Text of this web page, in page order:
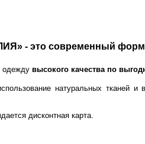
- это современный
одежду высокого качества по
натуральных тканей и
дисконтная карта.